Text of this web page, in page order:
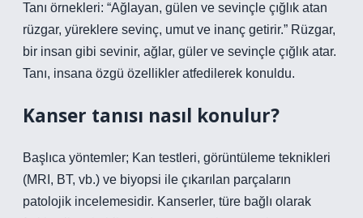
Tanı örnekleri: “Ağlayan, gülen ve sevinçle çığlık atan
rüzgar, yüreklere sevinç, umut ve inanç getirir.” Rüzgar,
bir insan gibi sevinir, ağlar, güler ve sevinçle çığlık atar.
Tanı, insana özgü özellikler atfedilerek konuldu.
Kanser tanısı nasıl konulur?
Başlıca yöntemler; Kan testleri, görüntüleme teknikleri
(MRI, BT, vb.) ve biyopsi ile çıkarılan parçaların
patolojik incelemesidir. Kanserler, türe bağlı olarak